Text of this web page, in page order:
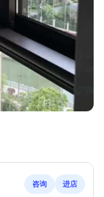
咨询 进店